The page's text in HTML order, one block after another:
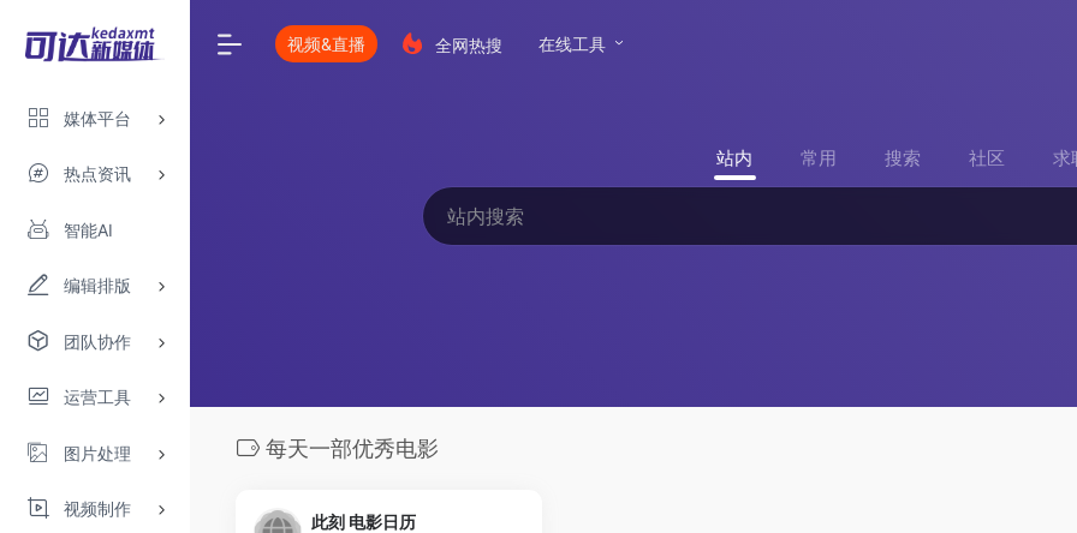
媒体平台
热点资讯
智能AI
编辑排版
团队协作
运营工具
图片处理
视频制作
视频&直播 全网热搜 在线工具
站内 常用 搜索 社区 求
每天一部优秀电影
此刻 电影日历